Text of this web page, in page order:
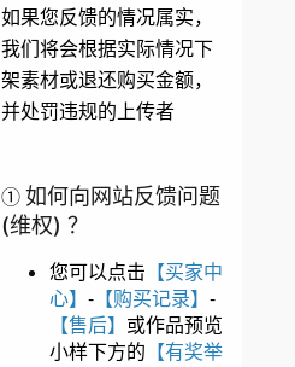
如果您反馈的情况属实，
我们将会根据实际情况下
架素材或退还购买金额，
并处罚违规的上传者
①如何向网站反馈问题
(维权) ？
您可以点击 【买家中
心】 - 【购买记录】 -
【售后】 或作品预览
小样下方的 【有奖举